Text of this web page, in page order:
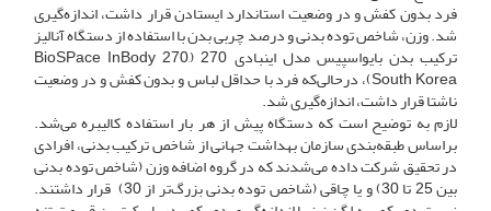
فرد بدون کفش و در وضعیت استاندارد ایستادن قرار داشت، اندازه‌گیری
شد. وزن، شاخص توده بدنی و درصد چربی بدن با استفاده از دستگاه آنالیز
ترکیب بدن بایواسپیس مدل اینبادی 270 (BioSPace InBody 270,
South Korea)، درحالی‌که فرد با حداقل لباس و بدون کفش و در وضعیت
ناشتا قرار داشت، اندازه‌گیری شد.
لازم به توضیح است که دستگاه پیش از هر بار استفاده کالیبره می‌شد.
براساس طبقه‌بندی سازمان بهداشت جهانی از شاخص ترکیب بدنی، افرادی
در تحقیق شرکت داده می‌شدند که در گروه اضافه وزن (شاخص توده بدنی
بین 25 تا 30) و یا چاقی (شاخص توده بدنی بزرگ‌تر از 30) قرار داشتند.